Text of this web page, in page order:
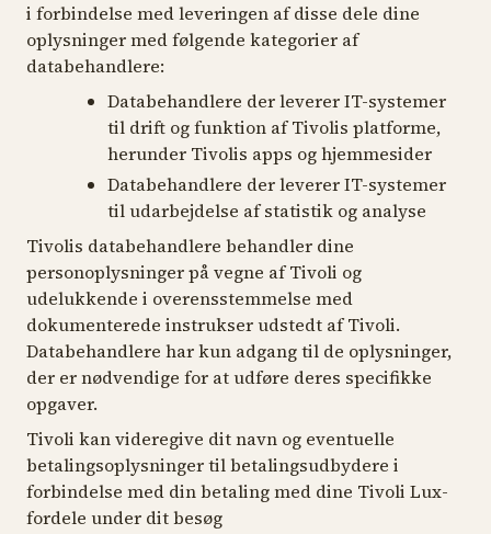
i forbindelse med leveringen af disse dele dine
oplysninger med følgende kategorier af
databehandlere:
Databehandlere der leverer IT-systemer
til drift og funktion af Tivolis platforme,
herunder Tivolis apps og hjemmesider
Databehandlere der leverer IT-systemer
til udarbejdelse af statistik og analyse
Tivolis databehandlere behandler dine
personoplysninger på vegne af Tivoli og
udelukkende i overensstemmelse med
dokumenterede instrukser udstedt af Tivoli.
Databehandlere har kun adgang til de oplysninger,
der er nødvendige for at udføre deres specifikke
opgaver.
Tivoli kan videregive dit navn og eventuelle
betalingsoplysninger til betalingsudbydere i
forbindelse med din betaling med dine Tivoli Lux-
fordele under dit besøg